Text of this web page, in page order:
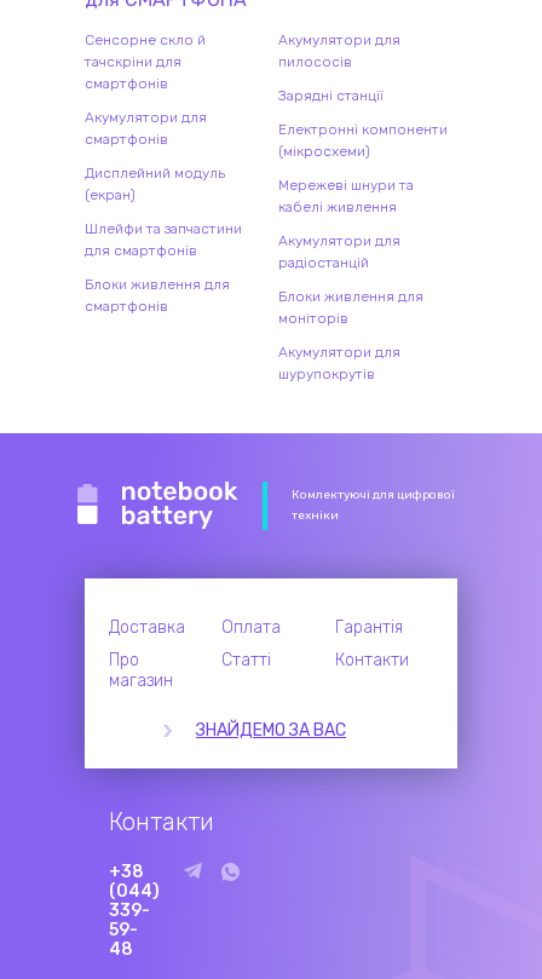
Сенсорне скло й
тачскріни для
смартфонів
Акумулятори для
смартфонів
Дисплейний модуль
(екран)
Шлейфи та запчастини
для смартфонів
Блоки живлення для
смартфонів
Акумулятори для
пилососів
Зарядні станції
Електронні компоненти
(мікросхеми)
Мережеві шнури та
кабелі живлення
Акумулятори для
радіостанцій
Блоки живлення для
моніторів
Акумулятори для
шурупокрутів
Комлектуючі для цифрової
техніки
Доставка Оплата
Гарантія
Про
магазин
Статті Контакти
ЗНАЙДЕМО ЗА ВАС
Контакти
+38
(044)
339-
59-
48